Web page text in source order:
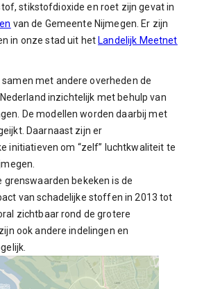
stikstofdioxide en roet zijn gevat in
van de Gemeente Nijmegen. Er zijn
in onze stad uit het Landelijk Meetnet
samen met andere overheden de
inzichtelijk met behulp van
De modellen worden daarbij met
Daarnaast zijn er
initiatieven om “zelf” luchtkwaliteit te
bekeken is de
van schadelijke stoffen in 2013 tot
zichtbaar rond de grotere
ook andere indelingen en